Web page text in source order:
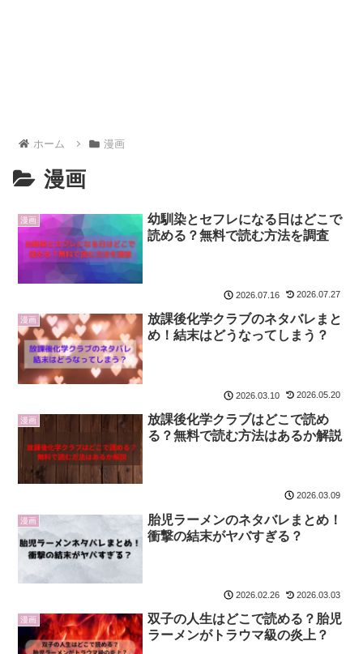
ホーム 漫画
漫画
漫画
幼馴染とセフレになる日はどこで
読める？無料で読む方法を調査
2026.07.16 2026.07.27
漫画
放課後化学クラブのネタバレまと
め！結末はどうなってしまう？
2026.03.10 2026.05.20
漫画
放課後化学クラブはどこで読め
る？無料で読む方法はあるか解説
2026.03.09
漫画
胎児ラーメンのネタバレまとめ！
衝撃の結末がヤバすぎる？
2026.02.26 2026.03.03
漫画
双子の人生はどこで読める？胎児
ラーメンがトラウマ級の炎上？